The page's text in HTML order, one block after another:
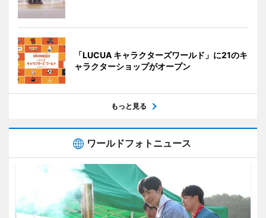
「LUCUA キャラクターズワールド」に21のキ
ャラクターショップがオープン
もっと見る
ワールドフォトニュース